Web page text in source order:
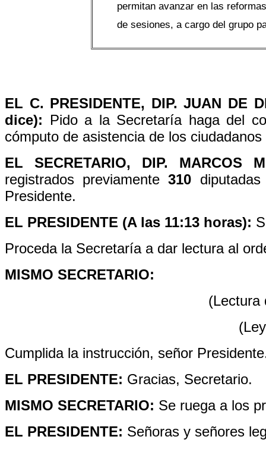
permitan avanzar en las
de sesiones, a cargo del grupo
EL C. PRESIDENTE, DIP. JUAN DE
dice): Pido a la Secretaría haga del
cómputo de asistencia de los
EL SECRETARIO, DIP. MARCOS
registrados previamente310
Presidente.
EL PRESIDENTE (A las 11:13 horas):
Proceda la Secretaría a dar lectura al
MISMO SECRETARIO:
(Lectura
Cumplida la instrucción, señor
EL PRESIDENTE: Gracias, Secretario.
MISMO SECRETARIO: Se ruega a los
EL PRESIDENTE: Señoras y señores